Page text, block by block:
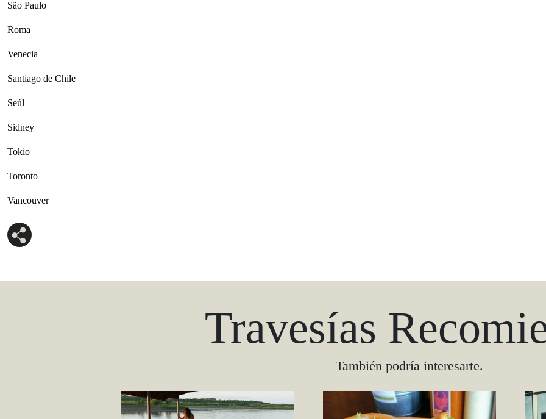
São Paulo
Roma
Venecia
Santiago de Chile
Seúl
Sidney
Tokio
Toronto
Vancouver
Travesías
También podría interesarte.